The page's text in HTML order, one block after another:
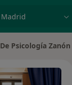
Psicología Zanón